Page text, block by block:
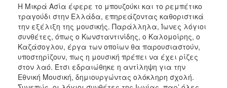
Η Μικρά Ασία έφερε το μπουζούκι και το ρεμπέτικο
τραγούδι στην Ελλάδα, επηρεάζοντας καθοριστικά
την εξέλιξη της μουσικής. Παράλληλα, Ίωνες λόγιοι
συνθέτες, όπως ο Κωνσταντινίδης, ο Καλομοίρης, ο
Καζάσογλου, έργα των οποίων θα παρουσιαστούν,
υποστηρίζουν, πως η μουσική πρέπει να έχει ρίζες
στον λαό. Έτσι εδραιώθηκε η αντίληψη για την
Εθνική Μουσική, δημιουργώντας ολόκληρη σχολή.